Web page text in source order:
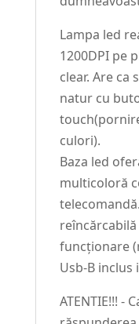
Lampa led
1200DPI pe
clear. Are ca
natur cu
culori).
Baza led
multicoloră
funcționare
Usb-B inclus
ATENTIE!!! -